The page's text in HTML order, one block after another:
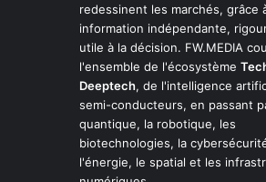
redessinent les marchés, grâce
information indépendante,
utile à la décision. FW.MEDIA
l'ensemble de l'écosystème
Deeptech, de l'intelligence
semi-conducteurs, en passant
quantique, la robotique, les
biotechnologies, la
l'énergie, le spatial et les